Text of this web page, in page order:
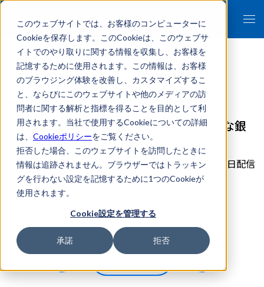
このウェブサイトでは、お客様のコンピューターに
Cookieを保存します。このCookieは、このウェブサ
イトでのやり取りに関する情報を収集し、お客様を
記憶するために使用されます。この情報は、お客様
のブラウジング体験を改善し、カスタマイズするこ
と、ならびにこのウェブサイトや他のメディアの訪
問者に関する解析と指標を得ることを目的として利
用されます。当社で使用するCookieについての詳細
は、 Cookieポリシーをご覧ください。
拒否した場合、このウェブサイトを訪問したときに
情報は追跡されません。ブラウザーではトラッキン
グを行わない設定を記憶するために1つのCookieが
使用されます。
Cookie設定を管理する
承諾 拒否
- 報道関係者各位 -
FRONTEOの人工知能「KIBIT」がりそな銀
行に導入
2017年06月21日配信
詳細はこちら